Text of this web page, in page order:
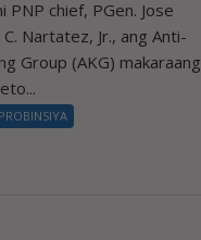
PNP chief, PGen. Jose
Nartatez, Jr., ang Anti-
Group (AKG) makaraang
PROBINSIYA